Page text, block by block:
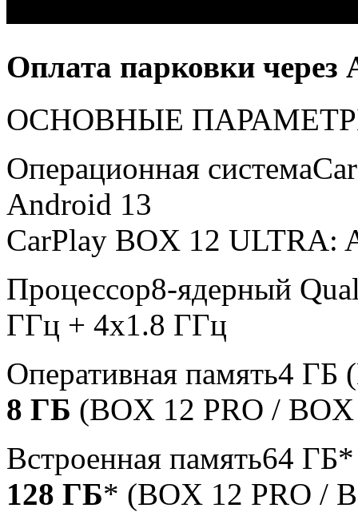
Оплата парковки через
ОСНОВНЫЕ
Операционная система
Android 13
CarPlay BOX 12 ULTRA:
Процессор8-ядерный
ГГц + 4x1.8 ГГц
Оперативная память4 ГБ
8 ГБ (BOX 12 PRO /
Встроенная память64
128 ГБ* (BOX 12 PRO /